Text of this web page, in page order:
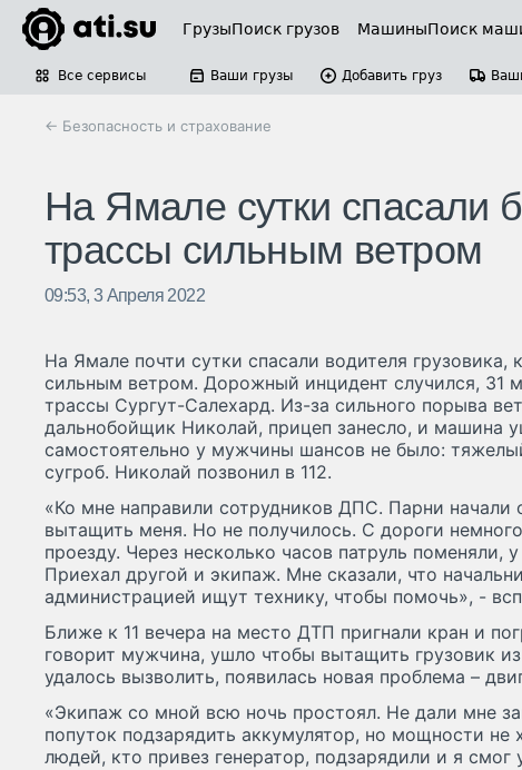
ГрузыПоиск грузов МашиныПоиск
Все сервисы Ваши грузы Добавить груз
← Безопасность и страхование
На Ямале сутки спасали
трассы сильным ветром
09:53, 3 Апреля 2022
На Ямале почти сутки спасали водителя грузовика,
сильным ветром. Дорожный инцидент случился, 31
трассы Сургут-Салехард. Из-за сильного порыва
дальнобойщик Николай, прицеп занесло, и машина
самостоятельно у мужчины шансов не было:
сугроб. Николай позвонил в 112.
«Ко мне направили сотрудников ДПС. Парни начали
вытащить меня. Но не получилось. С дороги
проезду. Через несколько часов патруль поменяли,
Приехал другой и экипаж. Мне сказали, что
администрацией ищут технику, чтобы помочь», -
Ближе к 11 вечера на место ДТП пригнали кран и
говорит мужчина, ушло чтобы вытащить грузовик
удалось вызволить, появилась новая проблема –
«Экипаж со мной всю ночь простоял. Не дали мне
попуток подзарядить аккумулятор, но мощности не
людей, кто привез генератор, подзарядили и я смог